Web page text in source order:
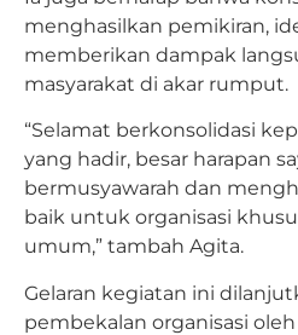
menghasilkan pemikiran,
memberikan dampak
masyarakat di akar rumput.
“Selamat berkonsolidasi
yang hadir, besar harapan
bermusyawarah dan
baik untuk organisasi
umum,” tambah Agita.
Gelaran kegiatan ini
pembekalan organisasi